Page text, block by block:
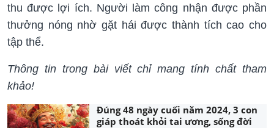
thu được lợi ích. Người làm công nhận được phần
thưởng nóng nhờ gặt hái được thành tích cao cho
tập thể.
Thông tin trong bài viết chỉ mang tính chất tham
khảo!
Đúng 48 ngày cuối năm 2024, 3 con
giáp thoát khỏi tai ương, sống đời